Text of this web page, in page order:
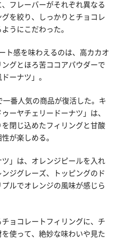
フレーバーがそれぞれ異なる
を絞り、しっかりとチョコレ
うにこだわった。
ト感を味わえるのは、高カカオ
グとほろ苦ココアパウダーで
ーナツ」。
番人気の商品が復活した。キ
ーヤチェリードーナツ」は、
閉じ込めたフィリングと甘酸
が楽しめる。
ツ」は、オレンジピールを入れ
ジグレーズ、トッピングのド
ルでオレンジの風味が感じら
ョコレートフィリングに、チ
使って、絶妙な味わいや見た